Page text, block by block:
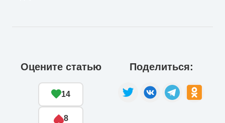
Оцените статью
14
8
Поделиться: